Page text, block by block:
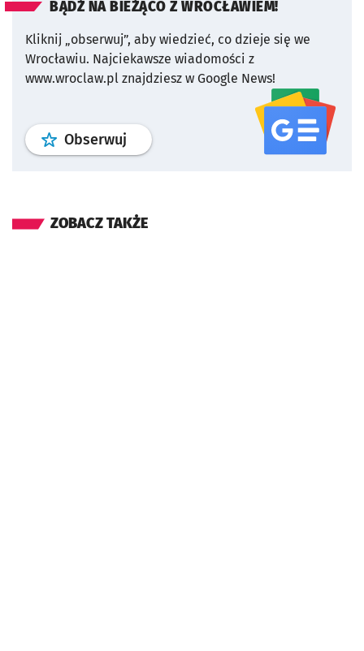
BĄDŹ NA BIEŻĄCO Z WROCŁAWIEM!
Kliknij „obserwuj”, aby wiedzieć, co dzieje się we
Wrocławiu. Najciekawsze wiadomości z
www.wroclaw.pl znajdziesz w Google News!
Obserwuj profil serwisu
ZOBACZ TAKŻE